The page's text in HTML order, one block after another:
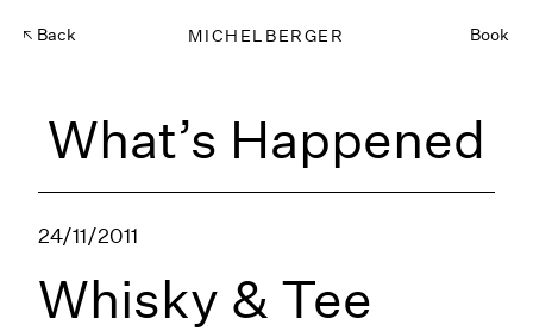
Back MICHELBERGER Book
What’s Happened
24/11/2011
Whisky & Tee